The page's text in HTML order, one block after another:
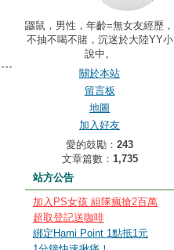
鼴鼠，男性，年齡=無女友經歷，
不抽不喝不賭，沉迷於大陸YY小
說中。
關於本站
留言板
地圖
加入好友
愛的鼓勵： 243
文章篇數： 1,735
站方公告
加入PS女孩 組隊瘋搶2百萬
超取登記送咖啡
綁定Hami Point 1點抵1元